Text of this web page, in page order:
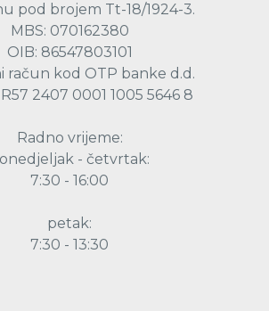
pod brojem Tt-18/1924-3.
MBS: 070162380
OIB: 86547803101
račun kod OTP banke d.d.
2407 0001 1005 5646 8
Radno vrijeme:
- četvrtak:
7:30 - 16:00
petak:
7:30 - 13:30